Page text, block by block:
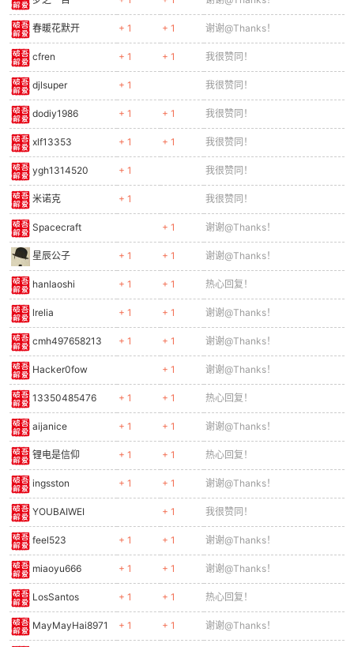
春暖花默开 + 1 + 1 谢谢@Thanks！
cfren + 1 + 1 我很赞同！
djlsuper + 1 我很赞同！
dodiy1986 + 1 + 1 我很赞同！
xlf13353 + 1 + 1 我很赞同！
ygh1314520 + 1 我很赞同！
米诺克 + 1 我很赞同！
Spacecraft + 1 谢谢@Thanks！
星辰公子 + 1 + 1 谢谢@Thanks！
hanlaoshi + 1 + 1 热心回复！
lrelia + 1 + 1 谢谢@Thanks！
cmh497658213 + 1 + 1 谢谢@Thanks！
Hacker0fow + 1 谢谢@Thanks！
13350485476 + 1 + 1 热心回复！
aijanice + 1 + 1 谢谢@Thanks！
锂电是信仰 + 1 + 1 热心回复！
ingsston + 1 + 1 谢谢@Thanks！
YOUBAIWEI + 1 我很赞同！
feel523 + 1 + 1 谢谢@Thanks！
miaoyu666 + 1 + 1 谢谢@Thanks！
LosSantos + 1 + 1 热心回复！
MayMayHai8971 + 1 + 1 谢谢@Thanks！